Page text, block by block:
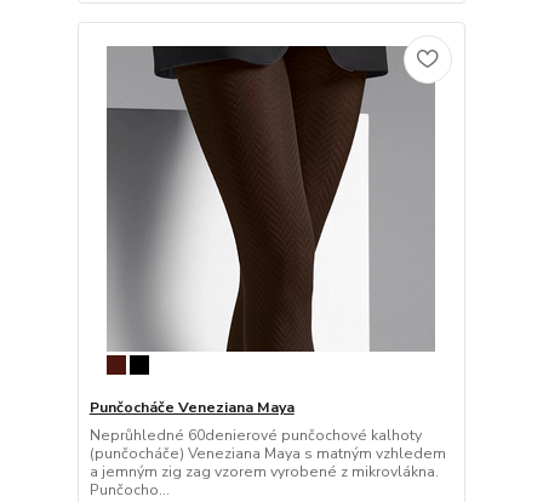
Punčocháče Veneziana Maya
Neprůhledné 60denierové punčochové kalhoty
(punčocháče) Veneziana Maya s matným vzhledem
a jemným zig zag vzorem vyrobené z mikrovlákna.
Punčocho...